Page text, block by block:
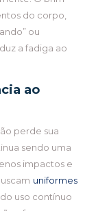
do corpo,
ou
a fadiga ao
ao
perde sua
sendo uma
impactos e
uniformes
uso contínuo